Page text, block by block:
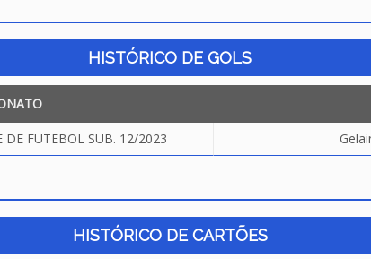
HISTÓRICO DE GOLS
DE FUTEBOL SUB. 12/2023
HISTÓRICO DE CARTÕES